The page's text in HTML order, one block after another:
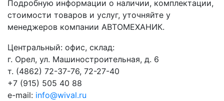
Подробную информации о наличии, комплектации,
стоимости товаров и услуг, уточняйте у
менеджеров компании АВТОМЕХАНИК.
​Центральный: офис, склад:
г. Орел, ул. Машиностроительная, д. 6
т. (4862) 72-37-76, 72-27-40
+7 (915) 505 40 88
e-mail: info@wival.ru